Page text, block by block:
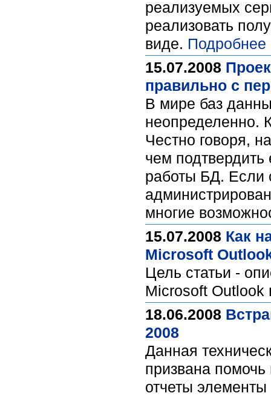
реализуемых
реализовать
виде. Подробнее
15.07.2008
правильно с
В мире баз
неопределенно.
Честно говоря,
чем
работы БД. Если
многие
15.07.2008 Как
Microsoft
Цель статьи -
Microsoft
18.06.2008
2008
Данная
призвана помочь
отчеты элементы